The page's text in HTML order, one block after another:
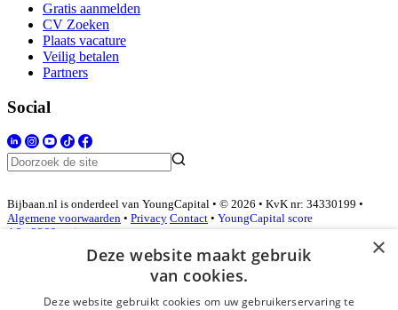
Gratis aanmelden
CV Zoeken
Plaats vacature
Veilig betalen
Partners
Social
Bijbaan.nl is onderdeel van YoungCapital • © 2026 • KvK nr: 34330199 •
Algemene voorwaarden • Privacy Contact • YoungCapital score
4.3 - 3366 reviews
Inloggen als bedrijf
×
Deze website maakt gebruik
van cookies.
Deze website gebruikt cookies om uw gebruikerservaring te